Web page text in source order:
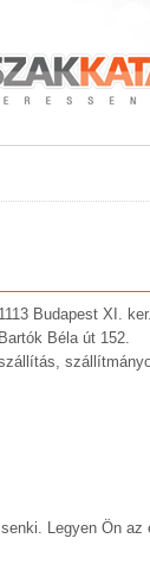
1113 Budapest XI. ker.
Bartók Béla út 152.
Legyen Ön az